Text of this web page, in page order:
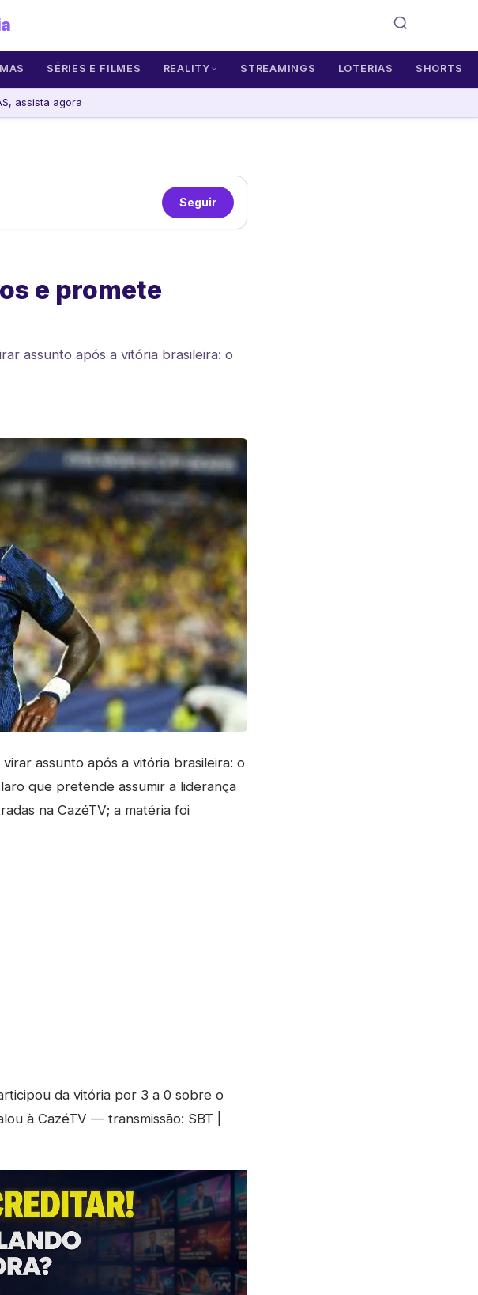
SÉRIES E FILMES REALITY STREAMINGS LOTERIAS SHORTS
assista agora
Seguir
e promete
assunto após a vitória brasileira: o
assunto após a vitória brasileira: o
que pretende assumir a liderança
na CazéTV; a matéria foi
da vitória por 3 a 0 sobre o
à CazéTV — transmissão: SBT |